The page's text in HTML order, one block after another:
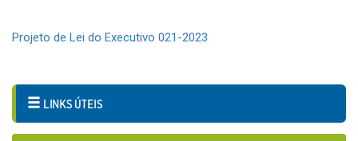
Projeto de Lei do Executivo 021-2023
LINKS ÚTEIS